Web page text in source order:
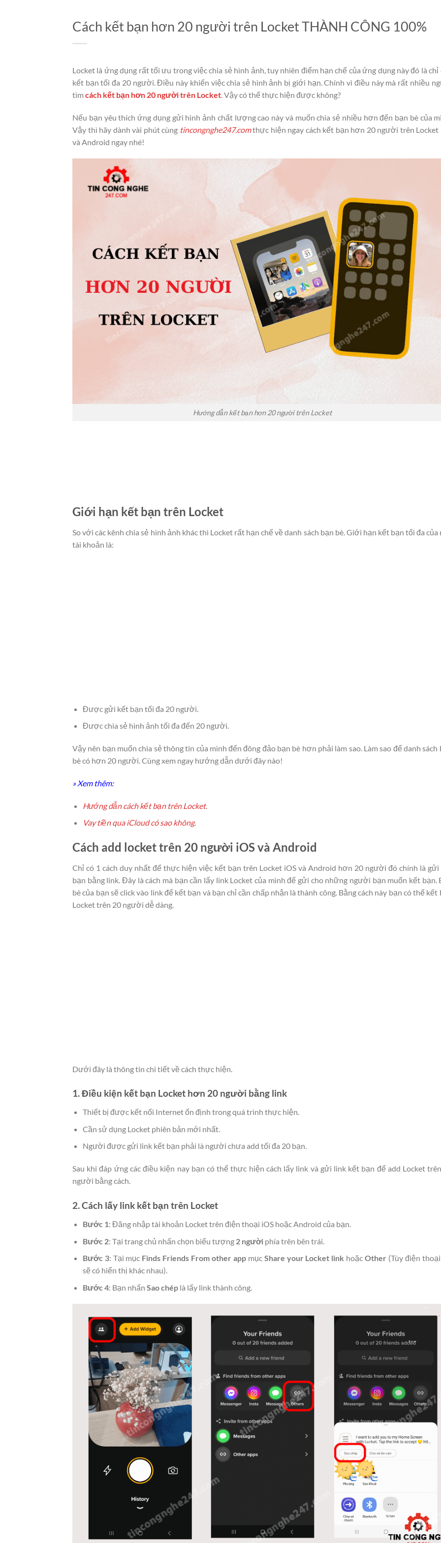
Cách kết bạn hơn 20 người trên Locket THÀNH CÔNG 100%
Locket là ứng dụng rất tối ưu trong việc chia sẻ hình ảnh, tuy nhiên điểm hạn chế của ứng dụng này đó là chỉ
kết bạn tối đa 20 người. Điều này khiến việc chia sẻ hình ảnh bị giới hạn. Chính vì điều này mà rất nhiều
tìm cách kết bạn hơn 20 người trên Locket. Vậy có thể thực hiện được không?
Nếu bạn yêu thích ứng dụng gửi hình ảnh chất lượng cao này và muốn chia sẻ nhiều hơn đến bạn bè của
Vậy thì hãy dành vài phút cùng tincongnghe247.comthực hiện ngay cách kết bạn hơn 20 người trên Locket
và Android ngay nhé!
Hướng dẫn kết bạn hơn 20 người trên Locket
Giới hạn kết bạn trên Locket
So với các kênh chia sẻ hình ảnh khác thì Locket rất hạn chế về danh sách bạn bè. Giới hạn kết bạn tối đa của
tài khoản là:
Được gửi kết bạn tối đa 20 người.
Được chia sẻ hình ảnh tối đa đến 20 người.
Vậy nên bạn muốn chia sẻ thông tin của mình đến đông đảo bạn bè hơn phải làm sao. Làm sao để danh sách
bè có hơn 20 người. Cùng xem ngay hướng dẫn dưới đây nào!
» Xem thêm:
Hướng dẫn cách kết bạn trên Locket.
Vay tiền qua iCloud có sao không.
Cách add locket trên 20 người iOS và Android
Chỉ có 1 cách duy nhất để thực hiện việc kết bạn trên Locket iOS và Android hơn 20 người đó chính là
bạn bằng link. Đây là cách mà bạn cần lấy link Locket của mình để gửi cho những người bạn muốn kết bạn.
bè của bạn sẽ click vào link để kết bạn và bạn chỉ cần chấp nhận là thành công. Bằng cách này bạn có thể kết
Locket trên 20 người dễ dàng.
Dưới đây là thông tin chi tiết về cách thực hiện.
1. Điều kiện kết bạn Locket hơn 20 người bằng link
Thiết bị được kết nối Internet ổn định trong quá trình thực hiện.
Cần sử dụng Locket phiên bản mới nhất.
Người được gửi link kết bạn phải là người chưa add tối đa 20 bạn.
Sau khi đáp ứng các điều kiện nay bạn có thể thực hiện cách lấy link và gửi link kết bạn để add Locket
người bằng cách.
2. Cách lấy link kết bạn trên Locket
Bước 1: Đăng nhập tài khoản Locket trên điện thoại iOS hoặc Android của bạn.
Bước 2: Tại trang chủ nhấn chọn biểu tượng2 ngườiphía trên bên trái.
Bước 3: Tại mục Finds Friends From other appmục Share your Locket link hoặcOther (Tùy điện
sẽ có hiển thị khác nhau).
Bước 4: Bạn nhấn Sao chéplà lấy link thành công.